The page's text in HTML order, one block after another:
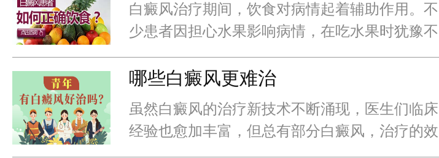
白癜风治疗期间，饮食对病情起着辅助作用。不
少患者因担心水果影响病情，在吃水果时犹豫不
决，白癜风什么水果都不能吃吗？其实，选对水
果，能补充营养，还能对病情改善有帮助
哪些白癜风更难治
虽然白癜风的治疗新技术不断涌现，医生们临床
经验也愈加丰富，但总有部分白癜风，治疗的效
果总是差强人意，关注温州中研白癜风医院，持